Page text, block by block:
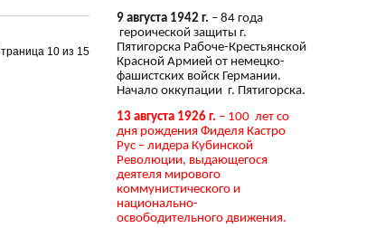
10 из 15
9 августа 1942 г. – 84 года
героической защиты г.
Пятигорска Рабоче-Крестьянской
Красной Армией от немецко-
фашистских войск Германии.
Начало оккупации г. Пятигорска.
13 августа 1926 г. – 100 лет со
дня рождения Фиделя Кастро
Рус – лидера Кубинской
Революции, выдающегося
деятеля мирового
коммунистического и
национально-
освободительного движения.